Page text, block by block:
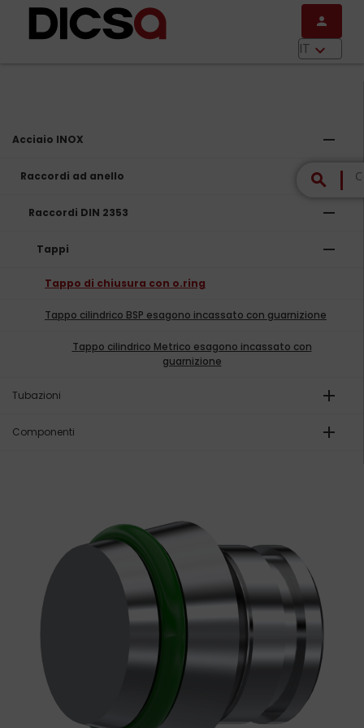
Salta al contenuto principale
person
IT keyboard_arrow_down
search
Acciaio INOX remove
Raccordi ad anello remove
Raccordi DIN 2353 remove
Tappi remove
Tappo di chiusura con o.ring
Tappo cilindrico BSP esagono incassato con guarnizione
Tappo cilindrico Metrico esagono incassato con
guarnizione
Tubazioni add
Componenti add